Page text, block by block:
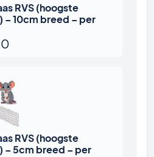
RVS (hoogste
– 10cm breed – per
RVS (hoogste
– 5cm breed – per